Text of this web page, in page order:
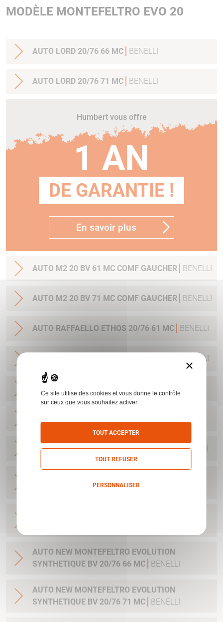
MODÈLE MONTEFELTRO EVO 20
AUTO LORD 20/76 66 MC BENELLI
AUTO LORD 20/76 71 MC BENELLI
Humbert vous offre
1 AN
DE GARANTIE !
En savoir plus
AUTO M2 20 BV 61 MC COMF GAUCHER BENELLI
AUTO M2 20 BV 71 MC COMF GAUCHER BENELLI
AUTO RAFFAELLO ETHOS 20/76 61 MC BENELLI
BENELLI
BENELLI
AUTO RAFFAELLO BLACK 20/76 71 MC BENELLI
AUTO NEW MONTEFELTRO EVOLUTION
SYNTHETIQUE BV 20/76 66 MC
BENELLI
AUTO NEW MONTEFELTRO EVOLUTION
SYNTHETIQUE BV 20/76 71 MC
BENELLI
×
Ce site utilise des cookies et vous donne le contrôle
sur ceux que vous souhaitez activer
TOUT ACCEPTER
TOUT REFUSER
PERSONNALISER